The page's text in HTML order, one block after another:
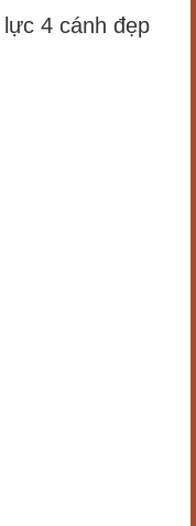
4 cánh đẹp